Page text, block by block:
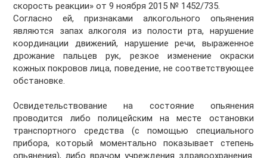
скорость реакции» от 9 ноября 2015 № 1452/735.
Согласно ей, признаками алкогольного опьянения
являются запах алкоголя из полости рта, нарушение
координации движений, нарушение речи, выраженное
дрожание пальцев рук, резкое изменение окраски
кожных покровов лица, поведение, не соответствующее
обстановке.
Освидетельствование на состояние опьянения
проводится либо полицейским на месте остановки
транспортного средства (с помощью специального
прибора, который моментально показывает степень
опьянения), либо врачом учреждения здравоохранения.